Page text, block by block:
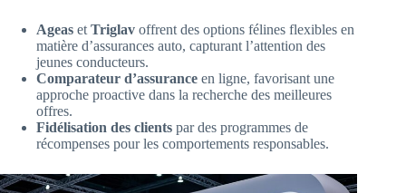
Ageas et Triglav offrent des options félines flexibles en
matière d’assurances auto, capturant l’attention des
jeunes conducteurs.
Comparateur d’assurance en ligne, favorisant une
approche proactive dans la recherche des meilleures
offres.
Fidélisation des clients par des programmes de
récompenses pour les comportements responsables.